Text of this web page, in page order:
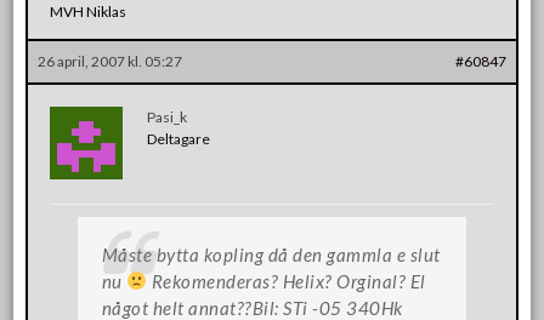
MVH Niklas
26 april, 2007 kl. 05:27 #60847
Pasi_k
Deltagare
Måste bytta kopling då den gammla e slut
nu
Rekomenderas? Helix? Orginal? El
något helt annat??Bil: STi -05 340Hk